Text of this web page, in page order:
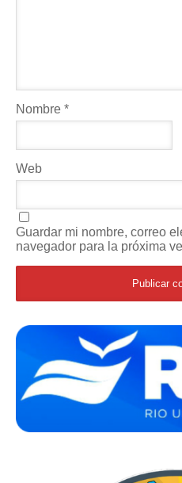
Nombre *
Web
Guardar mi nombre, correo
navegador para la próxima